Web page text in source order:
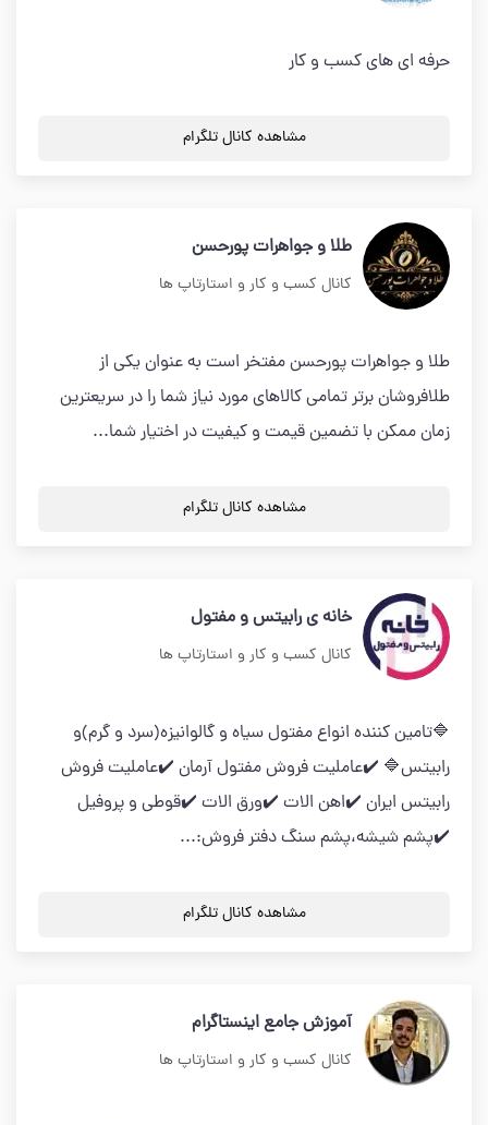
حرفه ای های کسب و کار
مشاهده کانال تلگرام
طلا و جواهرات پورحسن
کانال کسب و کار و استارتاپ ها
طلا و جواهرات پورحسن مفتخر است به عنوان یکی از
طلافروشان برتر تمامی کالاهای مورد نیاز شما را در سریعترین
زمان ممکن با تضمین قیمت و کیفیت در اختیار شما...
مشاهده کانال تلگرام
خانه ی رابیتس و مفتول
کانال کسب و کار و استارتاپ ها
🔷تامین کننده انواع مفتول سیاه و گالوانیزه(سرد و گرم)و
رابیتس🔷 ✔️عاملیت فروش مفتول آرمان ✔️عاملیت فروش
رابیتس ایران ✔️اهن الات ✔️ورق الات ✔️قوطی و پروفیل
✔️پشم شیشه،پشم سنگ دفتر فروش:...
مشاهده کانال تلگرام
آموزش جامع اینستاگرام
کانال کسب و کار و استارتاپ ها